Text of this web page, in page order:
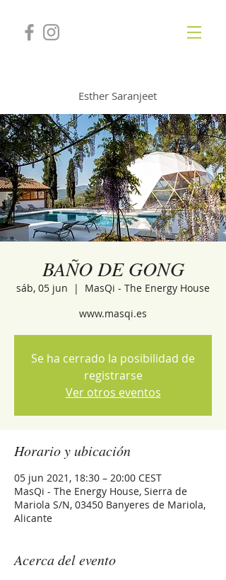
Esther Saranjeet
BAÑO DE GONG
sáb, 05 jun
  |
MasQi - The Energy House
www.masqi.es
Se ha cerrado la posibilidad de
registrarse
Ver otros eventos
Horario y ubicación
05 jun 2021, 18:30 – 20:00 CEST
MasQi - The Energy House, Sierra de
Mariola S/N, 03450 Banyeres de Mariola,
Alicante
Acerca del evento